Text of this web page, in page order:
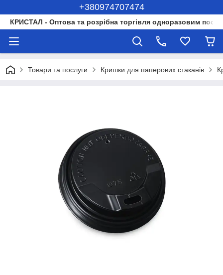
+380974707474
КРИСТАЛ - Оптова та розрібна торгівля одноразовим
Товари та послуги Кришки для паперових стаканів